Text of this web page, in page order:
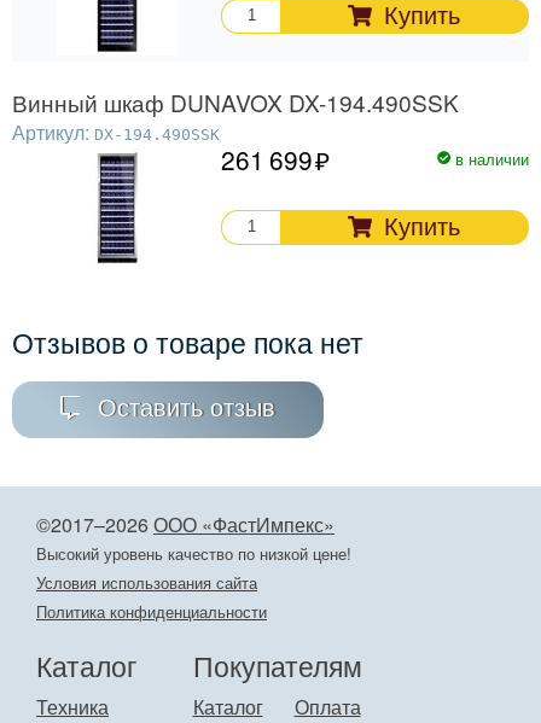
Купить
Винный шкаф DUNAVOX DX-194.490SSK
Артикул: DX-194.490SSK
261 699 в наличии
Купить
Отзывов о товаре пока нет
Оставить отзыв
©2017–2026ООО «ФастИмпекс»
Высокий уровень качество по низкой цене!
Условия использования сайта
Политика конфиденциальности
Покупателям
Каталог Оплата
Каталог
Техника